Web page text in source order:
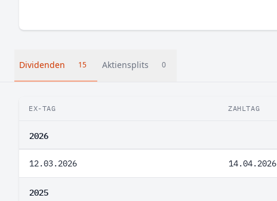
Dividenden 15 Aktiensplits 0
EX-TAG ZAHLTAG
2026
12.03.2026 14.04.2026
2025